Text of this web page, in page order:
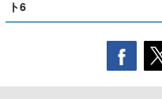
ト6